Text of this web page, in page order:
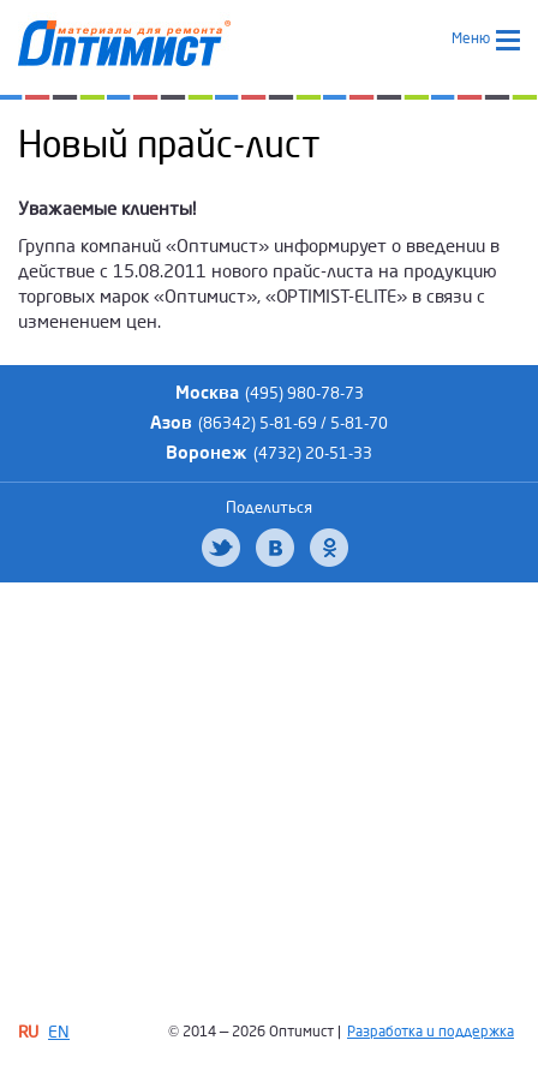
Меню
Новый прайс-лист
Уважаемые клиенты!
Группа компаний «Оптимист» информирует о введении в
действие с 15.08.2011 нового прайс-листа на продукцию
торговых марок «Оптимист», «OPTIMIST-ELITE» в связи с
изменением цен.
Москва (495) 980-78-73
Азов (86342) 5-81-69 / 5-81-70
Воронеж (4732) 20-51-33
Поделиться
RU EN © 2014 — 2026 Оптимист | Разработка и поддержка